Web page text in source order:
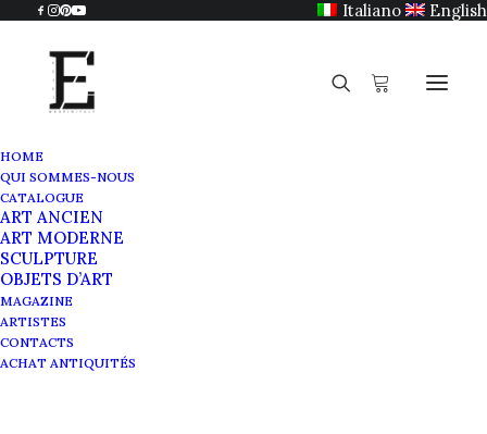
Italiano English
HOME
QUI SOMMES-NOUS
CATALOGUE
ART ANCIEN
ART MODERNE
SCULPTURE
OBJETS D’ART
MAGAZINE
ARTISTES
CONTACTS
ACHAT ANTIQUITÉS